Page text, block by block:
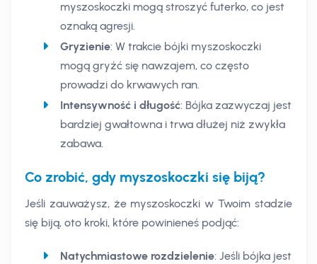
myszoskoczki mogą stroszyć futerko, co jest
oznaką agresji.
Gryzienie: W trakcie bójki myszoskoczki
mogą gryźć się nawzajem, co często
prowadzi do krwawych ran.
Intensywność i długość: Bójka zazwyczaj jest
bardziej gwałtowna i trwa dłużej niż zwykła
zabawa.
Co zrobić, gdy myszoskoczki się biją?
Jeśli zauważysz, że myszoskoczki w Twoim stadzie
się biją, oto kroki, które powinieneś podjąć:
Natychmiastowe rozdzielenie: Jeśli bójka jest